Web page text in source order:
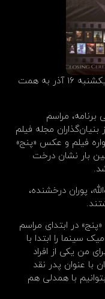
مراسم بزرگداشت عباس یاری منتقد سینما یکشنبه ۱۶ آذر به همت
مراسم
مجله فیلم
فیلم و عکس «پنج»
بار نشان درخت
پوران درخشنده،
در ابتدای مراسم
سینما را ابتدا با
من یکی از افراد
با عنوان پدر نقد
با همدلی هم